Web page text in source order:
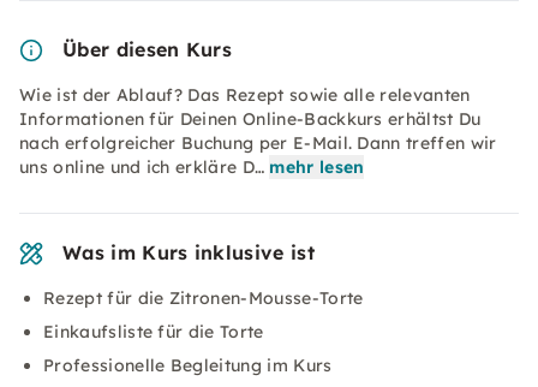
Über diesen Kurs
Wie ist der Ablauf? Das Rezept sowie alle relevanten
Informationen für Deinen Online-Backkurs erhältst Du
nach erfolgreicher Buchung per E-Mail. Dann treffen wir
uns online und ich erkläre D… mehr lesen
Was im Kurs inklusive ist
Rezept für die Zitronen-Mousse-Torte
Einkaufsliste für die Torte
Professionelle Begleitung im Kurs